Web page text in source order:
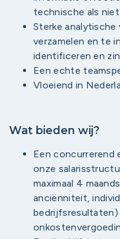
technische als
Sterke analytische
verzamelen en te
identificeren en
Een echte
Vloeiend in
Wat bieden wij?
Een concurrerend
onze
maximaal 4
anciënniteit,
bedrijfsresultaten)